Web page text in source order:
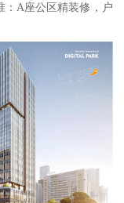
：A座公区精装修，户